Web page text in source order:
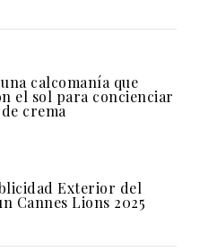
calcomanía que
el sol para concienciar
crema
Exterior del
Cannes Lions 2025